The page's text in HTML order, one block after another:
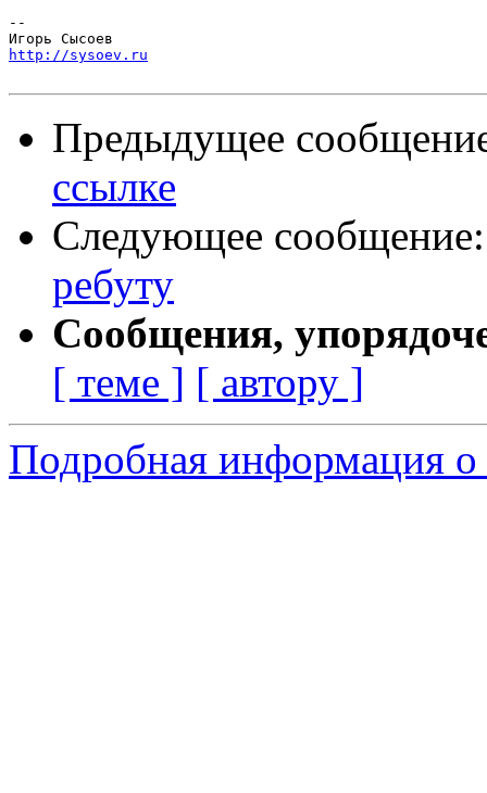
--
http://sysoev.ru
Предыдущее
ссылке
Следующее
ребуту
Сообщения,
[ теме ] [ автору ]
Подробная информация